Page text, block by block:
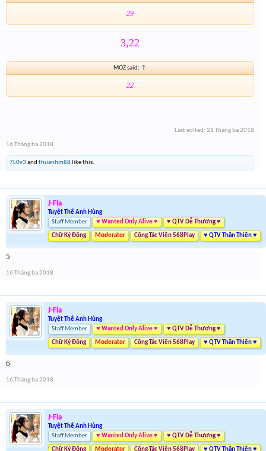
29
3,22
MOZ said: ↑
22
Last edited: 21 Tháng ba 2018
16 Tháng ba 2018
7L0v3 and thuanhm88 like this.
J-Fla
Tuyệt Thế Anh Hùng
Staff Member
♥ Wanted Only Alive ♥ ♥ QTV Dễ Thương ♥
Chữ Ký Động Moderator Cộng Tác Viên 568Play ♥ QTV Thân Thiện ♥
5
16 Tháng ba 2018
J-Fla
Tuyệt Thế Anh Hùng
Staff Member
♥ Wanted Only Alive ♥ ♥ QTV Dễ Thương ♥
Chữ Ký Động Moderator Cộng Tác Viên 568Play ♥ QTV Thân Thiện ♥
6
16 Tháng ba 2018
J-Fla
Tuyệt Thế Anh Hùng
Staff Member
♥ Wanted Only Alive ♥ ♥ QTV Dễ Thương ♥
Chữ Ký Động Moderator Cộng Tác Viên 568Play ♥ QTV Thân Thiện ♥